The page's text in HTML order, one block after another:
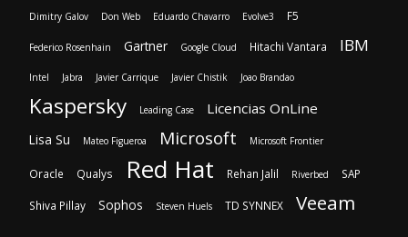
Dimitry Galov Don Web Eduardo Chavarro Evolve3 F5
Federico Rosenhain Gartner Google Cloud Hitachi Vantara IBM
Intel Jabra Javier Carrique Javier Chistik Joao Brandao
Kaspersky Leading Case Licencias OnLine
Lisa Su Mateo Figueroa Microsoft Microsoft Frontier
Oracle Qualys Red Hat Rehan Jalil Riverbed SAP
Shiva Pillay Sophos Steven Huels TD SYNNEX Veeam